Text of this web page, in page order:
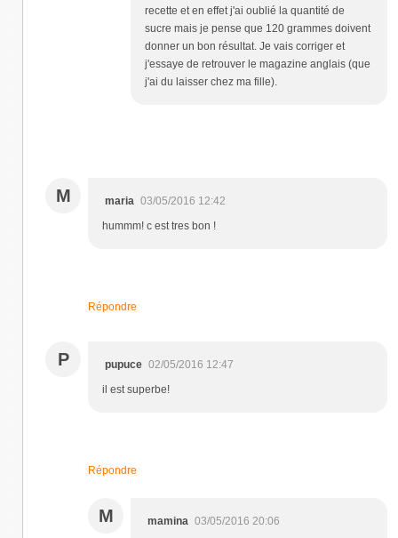
recette et en effet j'ai oublié la quantité de
sucre mais je pense que 120 grammes doivent
donner un bon résultat. Je vais corriger et
j'essaye de retrouver le magazine anglais (que
j'ai du laisser chez ma fille).
M maria 03/05/2016 12:42
hummm! c est tres bon !
Répondre
P pupuce 02/05/2016 12:47
il est superbe!
Répondre
M mamina 03/05/2016 20:06